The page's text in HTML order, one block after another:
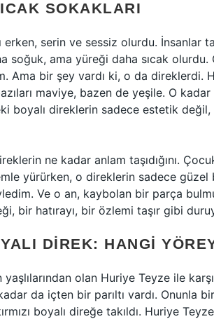
SOKAKLARI
erken, serin ve sessiz olurdu. İnsanlar
soğuk, ama yüreği daha sıcak
Ama bir şey vardı ki, o da direklerdi.
bazıları maviye, bazen de yeşile. O
boyalı direklerin sadece estetik
ne kadar anlam taşıdığını.
yürürken, o direklerin sadece güzel
Ve o an, kaybolan bir parça
bir hatırayı, bir özlemi taşır gibi
DIREK: HANGI
olan Huriye Teyze ile
da içten bir parıltı vardı. Onunla
boyalı direğe takıldı. Huriye